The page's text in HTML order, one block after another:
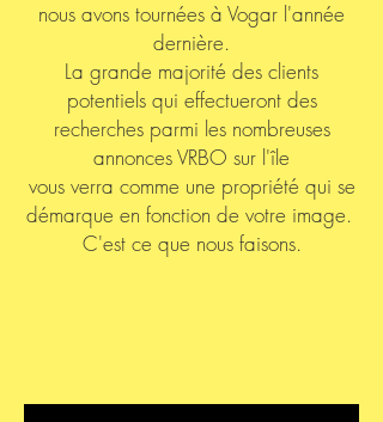
nous avons tournées à Vogar l'année
dernière.
La grande majorité des clients
potentiels qui effectueront des
recherches parmi les nombreuses
annonces VRBO sur l'île
vous verra comme une propriété qui se
démarque en fonction de votre image.
C'est ce que nous faisons.